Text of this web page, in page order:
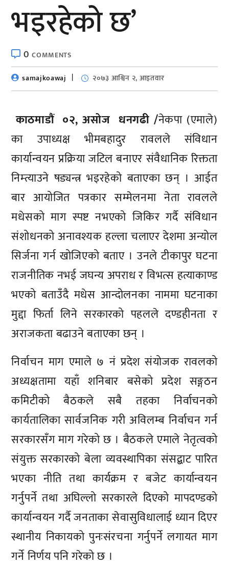
भइरहेको छ’
0COMMENTS
samajkoawaj
२०७३ आश्विन २, आइतवार
काठमाडौं ०२, असोज धनगढी /नेकपा (एमाले)
का उपाध्यक्ष भीमबहादुर रावलले संविधान
कार्यान्वयन प्रक्रिया जटिल बनाएर संवैधानिक रिक्तता
निम्त्याउने षड्यन्त्र भइरहेको बताएका छन् । आईत
बार आयोजित पत्रकार सम्मेलनमा नेता रावलले
मधेसको माग स्पष्ट नभएको जिकिर गर्दै संविधान
संशोधनको अनावश्यक हल्ला चलाएर देशमा अन्योल
सिर्जना गर्न खोजिएको बताए । उनले टीकापुर घटना
राजनीतिक नभई जघन्य अपराध र विभत्स हत्याकाण्ड
भएको बताउँदै मधेस आन्दोलनका नाममा घटनाका
मुद्दा फिर्ता लिने सरकारको पहलले दण्डहीनता र
अराजकता बढाउने बताएका छन् ।
निर्वाचन माग एमाले ७ नं प्रदेश संयोजक रावलको
अध्यक्षतामा यहाँ शनिबार बसेको प्रदेश सङ्गठन
कमिटीको बैठकले सबै तहका निर्वाचनको
कार्यतालिका सार्वजनिक गरी अविलम्ब निर्वाचन गर्न
सरकारसँग माग गरेको छ । बैठकले एमाले नेतृत्वको
संयुक्त सरकारको बेला व्यवस्थापिका संसद्बाट पारित
भएका नीति तथा कार्यक्रम र बजेट कार्यान्वयन
गर्नुपर्ने तथा अघिल्लो सरकारले दिएको मापदण्डको
कार्यान्वयन गर्दै जनताका सेवासुविधालाई ध्यान दिएर
स्थानीय निकायको पुनःसंरचना गर्नुपर्ने लगायत माग
गर्ने निर्णय पनि गरेको छ ।